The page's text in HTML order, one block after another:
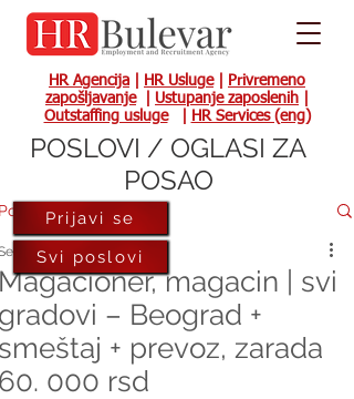
HR Agencija HR Usluge|
Privremeno
zapošljavanje| Ustupanje zaposlenih
Outstaffing usluge| HR Services (eng)
magacin | svi
– Beograd +
+ prevoz, zarada
000 rsd
19, 2022
Prijavi se
Svi poslovi
POSLOVI / OGLASI ZA
POSAO